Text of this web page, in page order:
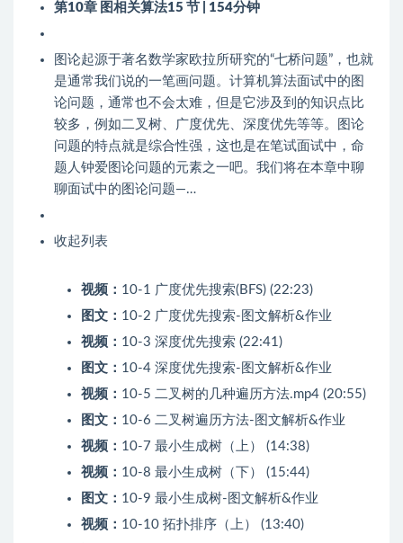
第10章 图相关算法15 节 | 154分钟
图论起源于著名数学家欧拉所研究的“七桥问题”，也就
是通常我们说的一笔画问题。计算机算法面试中的图
论问题，通常也不会太难，但是它涉及到的知识点比
较多，例如二叉树、广度优先、深度优先等等。图论
问题的特点就是综合性强，这也是在笔试面试中，命
题人钟爱图论问题的元素之一吧。我们将在本章中聊
聊面试中的图论问题—…
收起列表
视频： 10-1 广度优先搜索(BFS) (22:23)
图文： 10-2 广度优先搜索-图文解析&作业
视频： 10-3 深度优先搜索 (22:41)
图文： 10-4 深度优先搜索-图文解析&作业
视频： 10-5 二叉树的几种遍历方法.mp4 (20:55)
图文： 10-6 二叉树遍历方法-图文解析&作业
视频： 10-7 最小生成树（上） (14:38)
视频： 10-8 最小生成树（下） (15:44)
图文： 10-9 最小生成树-图文解析&作业
视频： 10-10 拓扑排序（上） (13:40)